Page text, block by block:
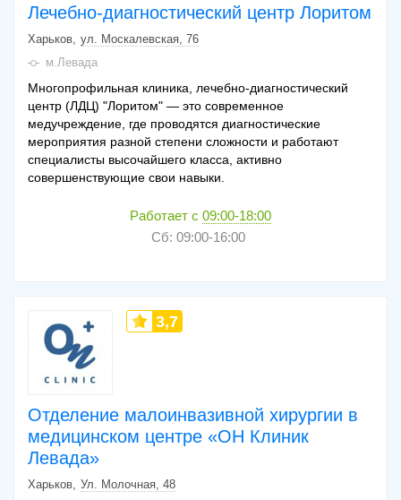
Лечебно-диагностический центр Лоритом
Харьков ул. Москалевская, 76
м.Левада
Многопрофильная клиника, лечебно-диагностический
центр (ЛДЦ) "Лоритом" — это современное
медучреждение, где проводятся диагностические
мероприятия разной степени сложности и работают
специалисты высочайшего класса, активно
совершенствующие свои навыки.
Работает с 09:00-18:00
Сб: 09:00-16:00
Отделение малоинвазивной хирургии в
медицинском центре «ОН Клиник
Левада»
3,7
Харьков Ул. Молочная, 48